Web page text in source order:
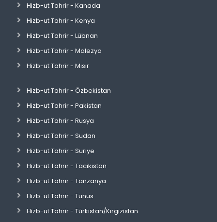
Hizb-ut Tahrir - Kanada
Hizb-ut Tahrir - Kenya
Hizb-ut Tahrir - Lübnan
Hizb-ut Tahrir - Malezya
Hizb-ut Tahrir - Mısır
Hizb-ut Tahrir - Özbekistan
Hizb-ut Tahrir - Pakistan
Hizb-ut Tahrir - Rusya
Hizb-ut Tahrir - Sudan
Hizb-ut Tahrir - Suriye
Hizb-ut Tahrir - Tacikistan
Hizb-ut Tahrir - Tanzanya
Hizb-ut Tahrir - Tunus
Hizb-ut Tahrir - Türkistan/Kırgızistan